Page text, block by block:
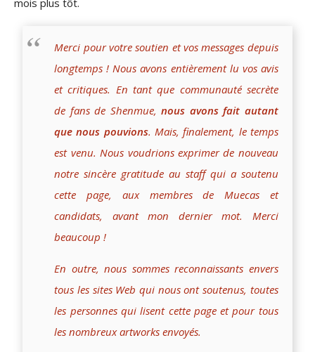
Merci pour votre soutien et vos messages depuis
longtemps ! Nous avons entièrement lu vos avis
et critiques. En tant que communauté secrète
de fans de Shenmue,nous avons fait autant
que nous pouvions. Mais, finalement, le temps
est venu. Nous voudrions exprimer de nouveau
notre sincère gratitude au staff qui a soutenu
cette page, aux membres de Muecas et
candidats, avant mon dernier mot. Merci
beaucoup !
En outre, nous sommes reconnaissants envers
tous les sites Web qui nous ont soutenus, toutes
les personnes qui lisent cette page et pour tous
les nombreux artworks envoyés.